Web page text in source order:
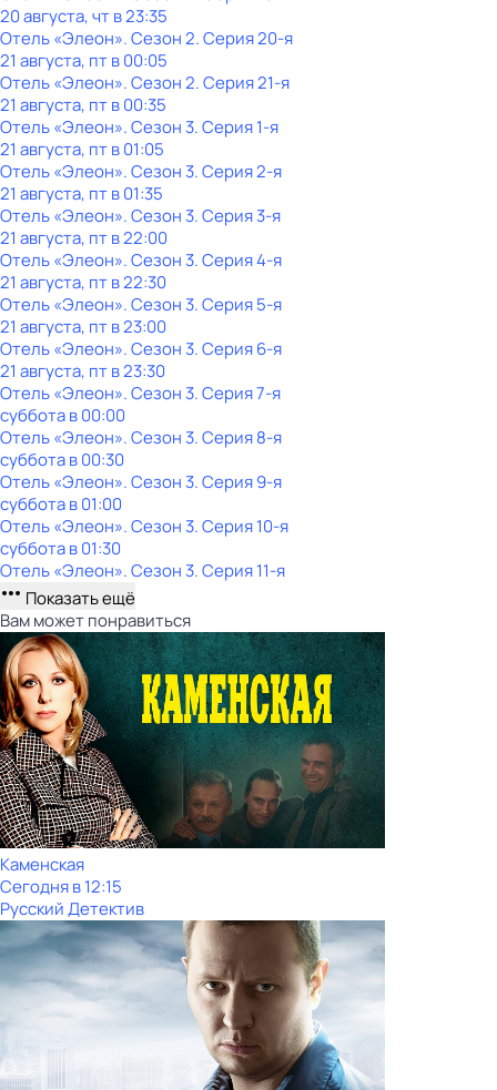
20 августа, чт в 23:35
Отель «Элеон». Сезон 2. Серия 20-я
21 августа, пт в 00:05
Отель «Элеон». Сезон 2. Серия 21-я
21 августа, пт в 00:35
Отель «Элеон». Сезон 3. Серия 1-я
21 августа, пт в 01:05
Отель «Элеон». Сезон 3. Серия 2-я
21 августа, пт в 01:35
Отель «Элеон». Сезон 3. Серия 3-я
21 августа, пт в 22:00
Отель «Элеон». Сезон 3. Серия 4-я
21 августа, пт в 22:30
Отель «Элеон». Сезон 3. Серия 5-я
21 августа, пт в 23:00
Отель «Элеон». Сезон 3. Серия 6-я
21 августа, пт в 23:30
Отель «Элеон». Сезон 3. Серия 7-я
субботав00:00
Отель «Элеон». Сезон 3. Серия 8-я
субботав00:30
Отель «Элеон». Сезон 3. Серия 9-я
субботав01:00
Отель «Элеон». Сезон 3. Серия 10-я
субботав01:30
Отель «Элеон». Сезон 3. Серия 11-я
Показать ещё
Вам может понравиться
Каменская
Сегодня в 12:15
Русский Детектив